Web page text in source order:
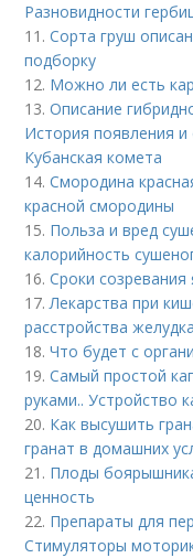
Разновидности
11.Сорта груш
подборку
12. Можно ли есть
13.Описание
История появления и
Кубанская комета
14.Смородина
красной смородины
15. Польза и вред
калорийность
16.Сроки
17.Лекарства при
расстройства желудка
18.Что будет с
19.Самый простой
руками.. Устройство
20. Как высушить
гранат в домашних
21. Плоды
ценность
22. Препараты для
Стимуляторы